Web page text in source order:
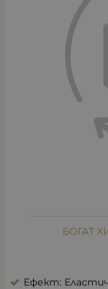
БОГАТ
Ефект: